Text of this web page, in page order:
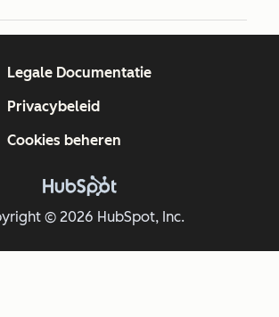
© 2026 HubSpot, Inc.
Legale Documentatie
Privacybeleid
Cookies beheren